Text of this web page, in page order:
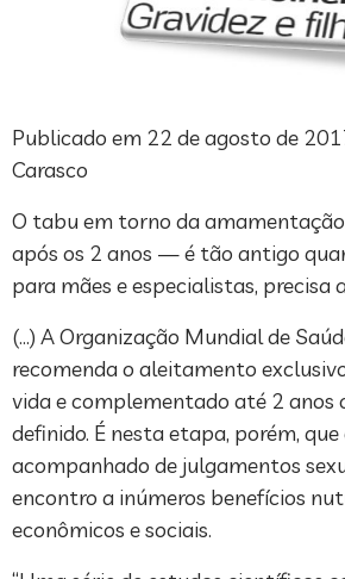
Publicado em 22 de agosto de
Carasco
O tabu em torno da
após os 2 anos — é tão antigo
para mães e especialistas, precisa
(…) A Organização Mundial de
recomenda o aleitamento
vida e complementado até 2 anos
definido. É nesta etapa, porém, que
acompanhado de julgamentos
encontro a inúmeros benefícios
econômicos e sociais.